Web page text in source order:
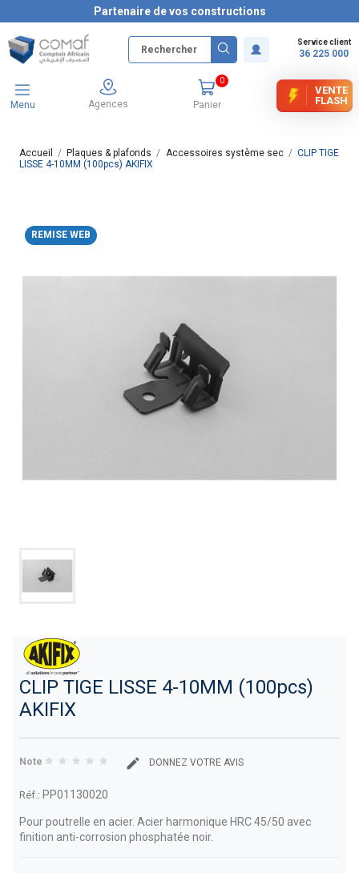
Partenaire de vos constructions
Service client
36 225 000
Menu Agences Panier
0
VENTE
FLASH
Accueil Plaques & plafonds Accessoires système sec
CLIP TIGE
LISSE 4-10MM (100pcs) AKIFIX
REMISE WEB
CLIP TIGE LISSE 4-10MM (100pcs)
AKIFIX
Note DONNEZ VOTRE AVIS
Réf.: PP01130020
Pour poutrelle en acier. Acier harmonique HRC 45/50 avec
finition anti-corrosion phosphatée noir.